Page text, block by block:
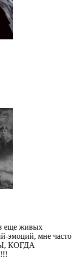
еще живых
эмоций, мне часто
КОГДА